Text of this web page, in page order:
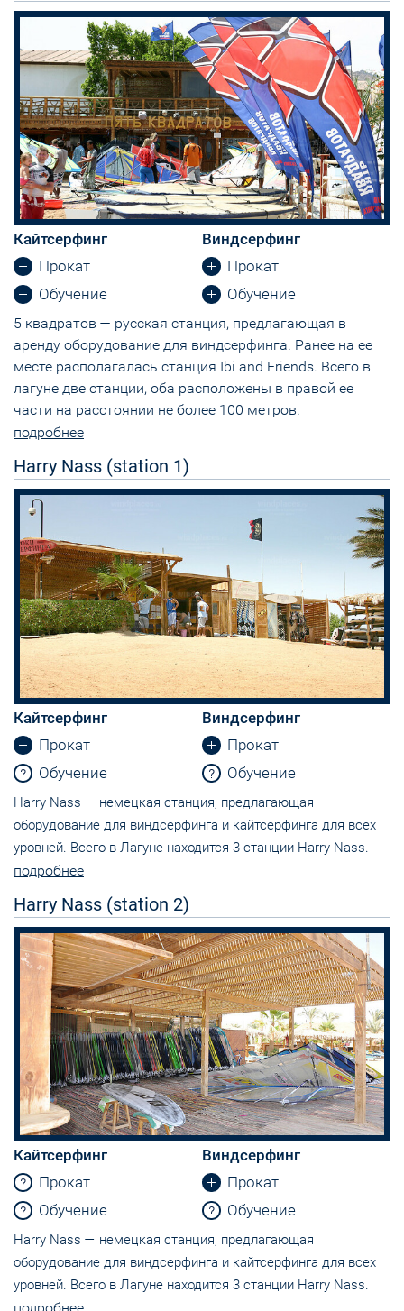
Кайтсерфинг
Прокат
Обучение
Виндсерфинг
Прокат
Обучение
5 квадратов — русская станция, предлагающая в
аренду оборудование для виндсерфинга. Ранее на ее
месте располагалась станция Ibi and Friends. Всего в
лагуне две станции, оба расположены в правой ее
части на расстоянии не более 100 метров.
подробнее
Harry Nass (station 1)
Кайтсерфинг
Прокат
Обучение
Виндсерфинг
Прокат
Обучение
Harry Nass — немецкая станция, предлагающая
оборудование для виндсерфинга и кайтсерфинга для всех
уровней. Всего в Лагуне находится 3 станции Harry Nass.
подробнее
Harry Nass (station 2)
Кайтсерфинг
Прокат
Обучение
Виндсерфинг
Прокат
Обучение
Harry Nass — немецкая станция, предлагающая
оборудование для виндсерфинга и кайтсерфинга для всех
уровней. Всего в Лагуне находится 3 станции Harry Nass.